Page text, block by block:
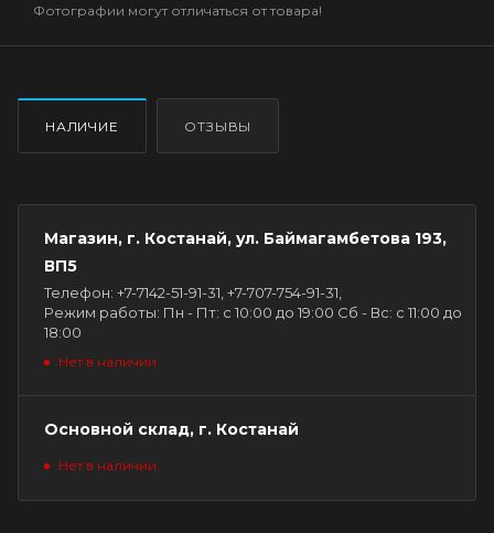
Фотографии могут отличаться от товара!
НАЛИЧИЕ ОТЗЫВЫ
Магазин, г. Костанай, ул. Баймагамбетова 193,
ВП5
Телефон: +7-7142-51-91-31, +7-707-754-91-31,
Режим работы: Пн - Пт: с 10:00 до 19:00 Сб - Вс: с 11:00 до
18:00
Нет в наличии
Основной склад, г. Костанай
Нет в наличии